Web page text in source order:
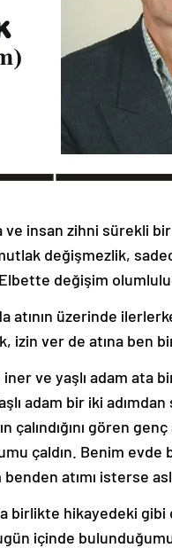
insan zihni sürekli
değişmezlik,
değişim
üzerinde
izin ver de atına ben
ve yaşlı adam ata
adam bir iki adımdan
çalındığını gören
çaldın. Benim evde
atımı isterse
birlikte hikayedeki
içinde